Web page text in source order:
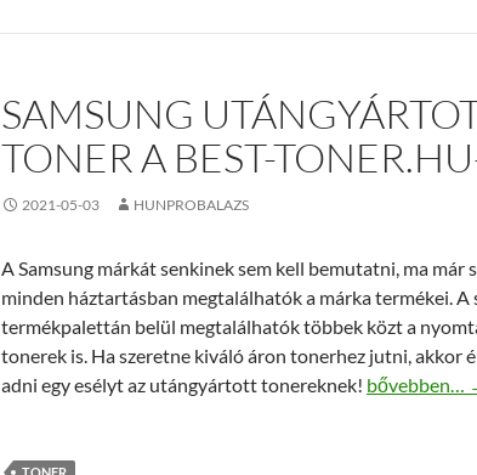
SAMSUNG
TONER A BEST-
2021-05-03 HUNPROBALAZS
A Samsung márkát senkinek sem kell bemutatni, ma már
minden háztartásban megtalálhatók a márka termékei. A
termékpalettán belül megtalálhatók többek közt a
tonerek is. Ha szeretne kiváló áron tonerhez jutni, akkor
adni egy esélyt az utángyártott tonereknek! Samsung
bővebben…